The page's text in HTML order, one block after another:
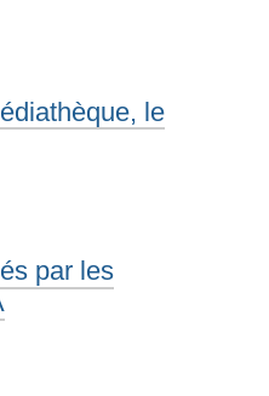
le
par les